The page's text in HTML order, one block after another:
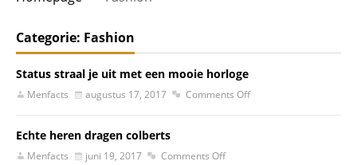
Categorie: Fashion
Status straal je uit met een mooie horloge
Menfacts augustus 17, 2017 Comments Off
Echte heren dragen colberts
Menfacts juni 19, 2017 Comments Off